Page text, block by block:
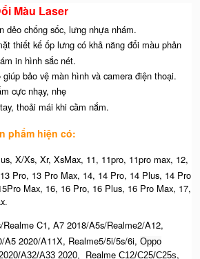
Màu Laser
dẻo chống sốc, lưng nhựa nhám.
thiết kế ốp lưng có khả năng đổi màu phản
in hình sắc nét.
giúp bảo vệ màn hình và camera điện thoại.
cực nhạy, nhẹ
thoải mái khi cầm nắm.
phẩm hiện có:
X/Xs, Xr, XsMax, 11, 11pro, 11pro max, 12,
Pro, 13 Pro Max, 14, 14 Pro, 14 Plus, 14 Pro
Max, 16, 16 Pro, 16 Plus, 16 Pro Max, 17,
C1, A7 2018/A5s/Realme2/A12,
2020/A11X, Realme5/5i/5s/6i, Oppo
A32/A33 2020, Realme C12/C25/C25s,